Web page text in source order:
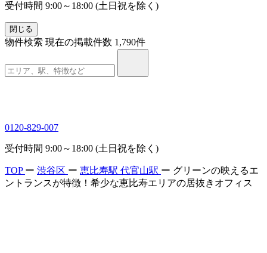
受付時間 9:00～18:00 (土日祝を除く)
閉じる
物件検索 現在の掲載件数 1,790件
0120-829-007
受付時間 9:00～18:00 (土日祝を除く)
TOP ー 渋谷区 ー 恵比寿駅 代官山駅 ー グリーンの映えるエ
ントランスが特徴！希少な恵比寿エリアの居抜きオフィス